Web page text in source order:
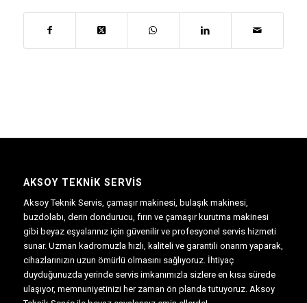
AKSOY TEKNIK SERVIS
Aksoy Teknik Servis, çamaşır makinesi, bulaşık makinesi,
buzdolabı, derin dondurucu, fırın ve çamaşır kurutma makinesi
gibi beyaz eşyalarınız için güvenilir ve profesyonel servis hizmeti
sunar. Uzman kadromuzla hızlı, kaliteli ve garantili onarım yaparak,
cihazlarınızın uzun ömürlü olmasını sağlıyoruz. İhtiyaç
duyduğunuzda yerinde servis imkanımızla sizlere en kısa sürede
ulaşıyor, memnuniyetinizi her zaman ön planda tutuyoruz. Aksoy